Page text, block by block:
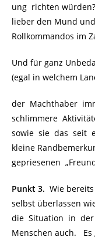
ung richten
lieber den Mund
Rollkommandos im
Und für ganz
(egal in welchem
der Machthaber
schlimmere
sowie sie das seit
kleine
gepriesenen
Punkt 3. Wie
selbst überlassen
die Situation in der
Menschen auch. Es